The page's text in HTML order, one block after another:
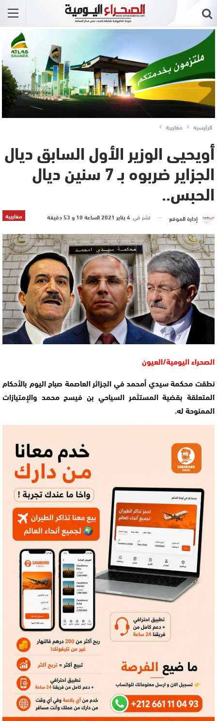
الرئيسية مغاربية
أويحيى الوزير الأول السابق ديال
الجزاير ضربوه بـ 7 سنين ديال
الحبس..
مغاربية إدارة الموقع نشر في 4 يناير 2021 الساعة 10 و 53 دقيقة
الصحراء اليومية/العيون
نطقت محكمة سيدي أمحمد في الجزائر العاصمة صباح اليوم بالأحكام
المتعلقة بقضية المستثمر السياحي بن فيسح محمد والإمتيازات
الممنوحة له.